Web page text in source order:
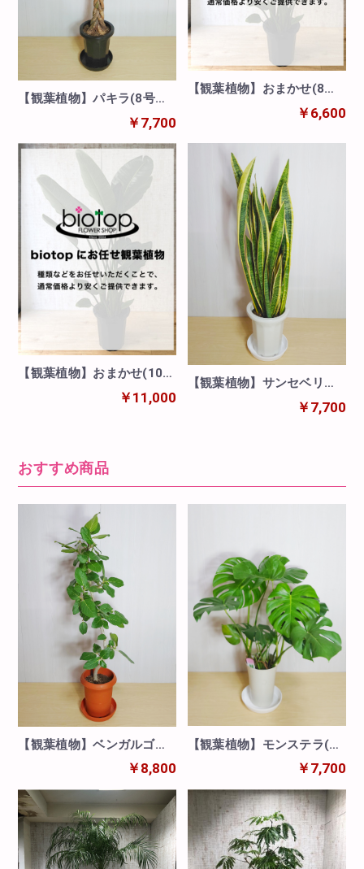
【観葉植物】パキラ(8号
鉢)※取寄商品の為、入荷後
￥7,700
【観葉植物】おまかせ(8号
鉢)※取寄商品の為、入荷後
￥6,600
【観葉植物】おまかせ(10号
鉢)※取寄商品の為、入荷後
￥11,000
【観葉植物】サンセベリア
(8号鉢)※取寄商品の為、入
￥7,700
おすすめ商品
【観葉植物】ベンガルゴム
(8号鉢)※取寄商品の為、入
￥8,800
【観葉植物】モンステラ(8
号鉢)※取寄商品の為、入荷
￥7,700